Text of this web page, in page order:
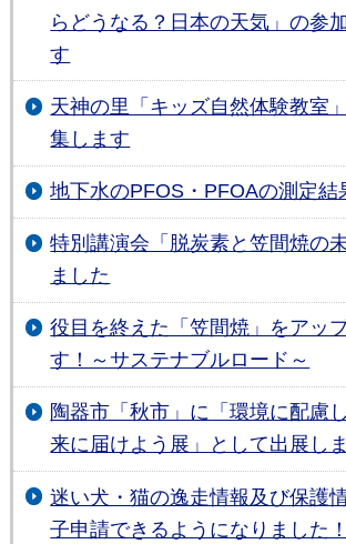
らどうなる？日本の天気」の参
す
天神の里「キッズ自然体験教室
集します
地下水のPFOS・PFOAの測定結
特別講演会「脱炭素と笠間焼の
ました
役目を終えた「笠間焼」をアッ
す！～サステナブルロード～
陶器市「秋市」に「環境に配慮
来に届けよう展」として出展し
迷い犬・猫の逸走情報及び保護
子申請できるようになりました！